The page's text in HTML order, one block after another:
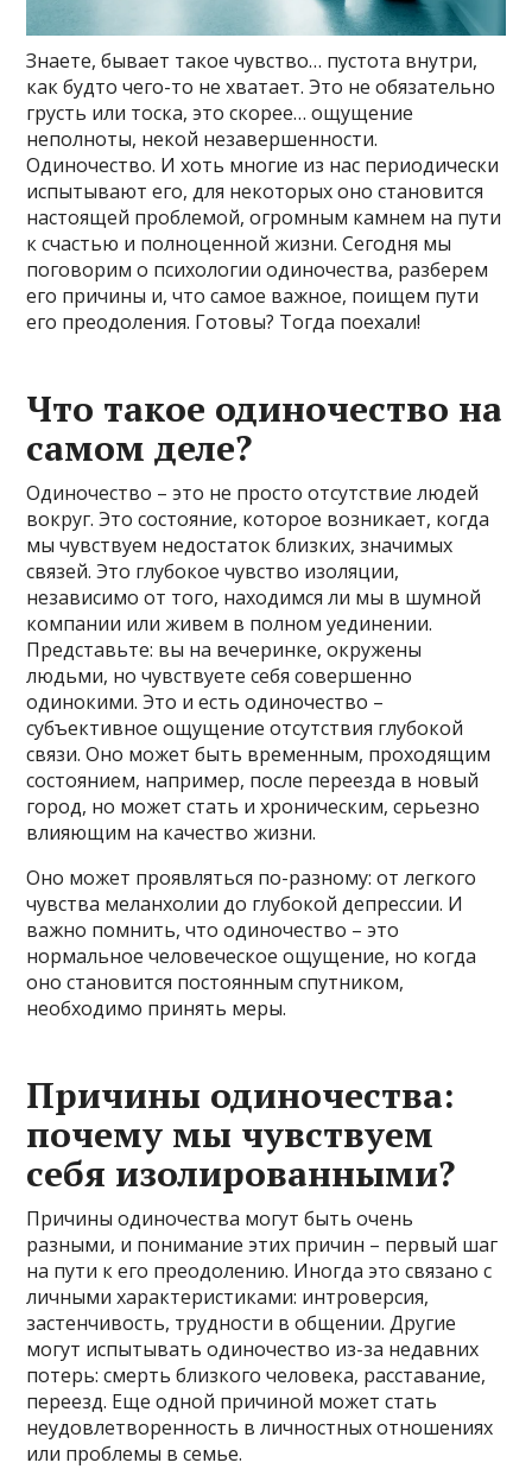
Знаете, бывает такое чувство… пустота внутри,
как будто чего-то не хватает. Это не обязательно
грусть или тоска, это скорее… ощущение
неполноты, некой незавершенности.
Одиночество. И хоть многие из нас периодически
испытывают его, для некоторых оно становится
настоящей проблемой, огромным камнем на пути
к счастью и полноценной жизни. Сегодня мы
поговорим о психологии одиночества, разберем
его причины и, что самое важное, поищем пути
его преодоления. Готовы? Тогда поехали!
Что такое одиночество на
самом деле?
Одиночество – это не просто отсутствие людей
вокруг. Это состояние, которое возникает, когда
мы чувствуем недостаток близких, значимых
связей. Это глубокое чувство изоляции,
независимо от того, находимся ли мы в шумной
компании или живем в полном уединении.
Представьте: вы на вечеринке, окружены
людьми, но чувствуете себя совершенно
одинокими. Это и есть одиночество –
субъективное ощущение отсутствия глубокой
связи. Оно может быть временным, проходящим
состоянием, например, после переезда в новый
город, но может стать и хроническим, серьезно
влияющим на качество жизни.
Оно может проявляться по-разному: от легкого
чувства меланхолии до глубокой депрессии. И
важно помнить, что одиночество – это
нормальное человеческое ощущение, но когда
оно становится постоянным спутником,
необходимо принять меры.
Причины одиночества:
почему мы чувствуем
себя изолированными?
Причины одиночества могут быть очень
разными, и понимание этих причин – первый шаг
на пути к его преодолению. Иногда это связано с
личными характеристиками: интроверсия,
застенчивость, трудности в общении. Другие
могут испытывать одиночество из-за недавних
потерь: смерть близкого человека, расставание,
переезд. Еще одной причиной может стать
неудовлетворенность в личностных отношениях
или проблемы в семье.